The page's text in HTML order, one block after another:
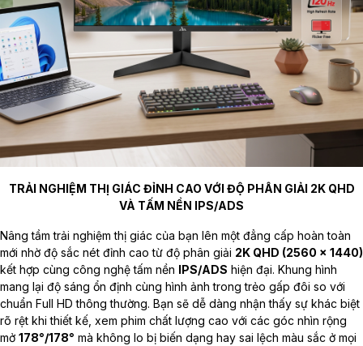
TRẢI NGHIỆM THỊ GIÁC ĐỈNH CAO VỚI ĐỘ PHÂN GIẢI 2K QHD
VÀ TẤM NỀN IPS/ADS
Nâng tầm trải nghiệm thị giác của bạn lên một đẳng cấp hoàn toàn
mới nhờ độ sắc nét đỉnh cao từ độ phân giải 2K QHD (2560 x 1440)
kết hợp cùng công nghệ tấm nền IPS/ADS hiện đại. Khung hình
mang lại độ sáng ổn định cùng hình ảnh trong trẻo gấp đôi so với
chuẩn Full HD thông thường. Bạn sẽ dễ dàng nhận thấy sự khác biệt
rõ rệt khi thiết kế, xem phim chất lượng cao với các góc nhìn rộng
mở 178°/178° mà không lo bị biến dạng hay sai lệch màu sắc ở mọi